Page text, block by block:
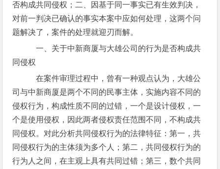
否构成共同侵权；二、因基于同一事实已有生效判决，
对前一判决已确认的事实本案中应如何处理，这两个问
题解决了，案件的处理就迎刃而解。
一、关于中新商厦与大雄公司的行为是否构成共
同侵权
在案件审理过程中，曾有一种观点认为，大雄公
司与中新商厦是两个不同的民事主体，实施内容不同的
侵权行为，构成性质不同的过错，一个是设计侵权，一
个是使用侵权，因此两者侵权责任范围不同，不构成共
同侵权。对此分析共同侵权行为的法律特征：第一，共
同侵权行为的主体须为多个人；第二，共同侵权行为的
行为人之间，在主观上具有共同过错；第三，数个共同